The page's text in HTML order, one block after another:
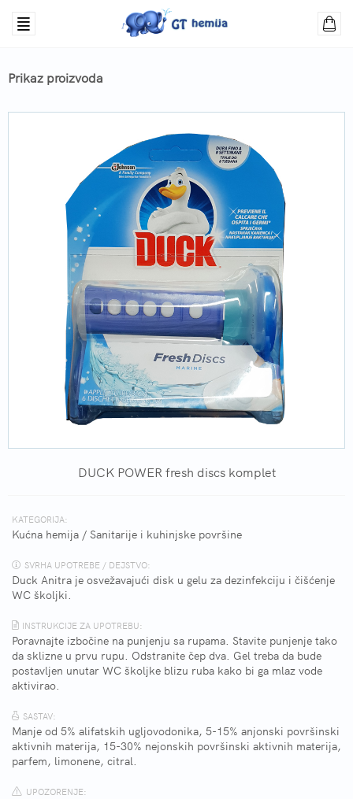
Prikaz proizvoda
DUCK POWER fresh discs komplet
KATEGORIJA:
Kućna hemija / Sanitarije i kuhinjske površine
SVRHA UPOTREBE / DEJSTVO:
Duck Anitra je osvežavajući disk u gelu za dezinfekciju i čišćenje
WC školjki.
INSTRUKCIJE ZA UPOTREBU:
Poravnajte izbočine na punjenju sa rupama. Stavite punjenje tako
da sklizne u prvu rupu. Odstranite čep dva. Gel treba da bude
postavljen unutar WC školjke blizu ruba kako bi ga mlaz vode
aktivirao.
SASTAV:
Manje od 5% alifatskih ugljovodonika, 5-15% anjonski površinski
aktivnih materija, 15-30% nejonskih površinski aktivnih materija,
parfem, limonene, citral.
UPOZORENJE: